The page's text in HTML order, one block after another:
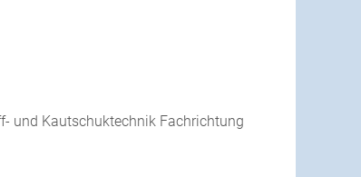
und Kautschuktechnik Fachrichtung